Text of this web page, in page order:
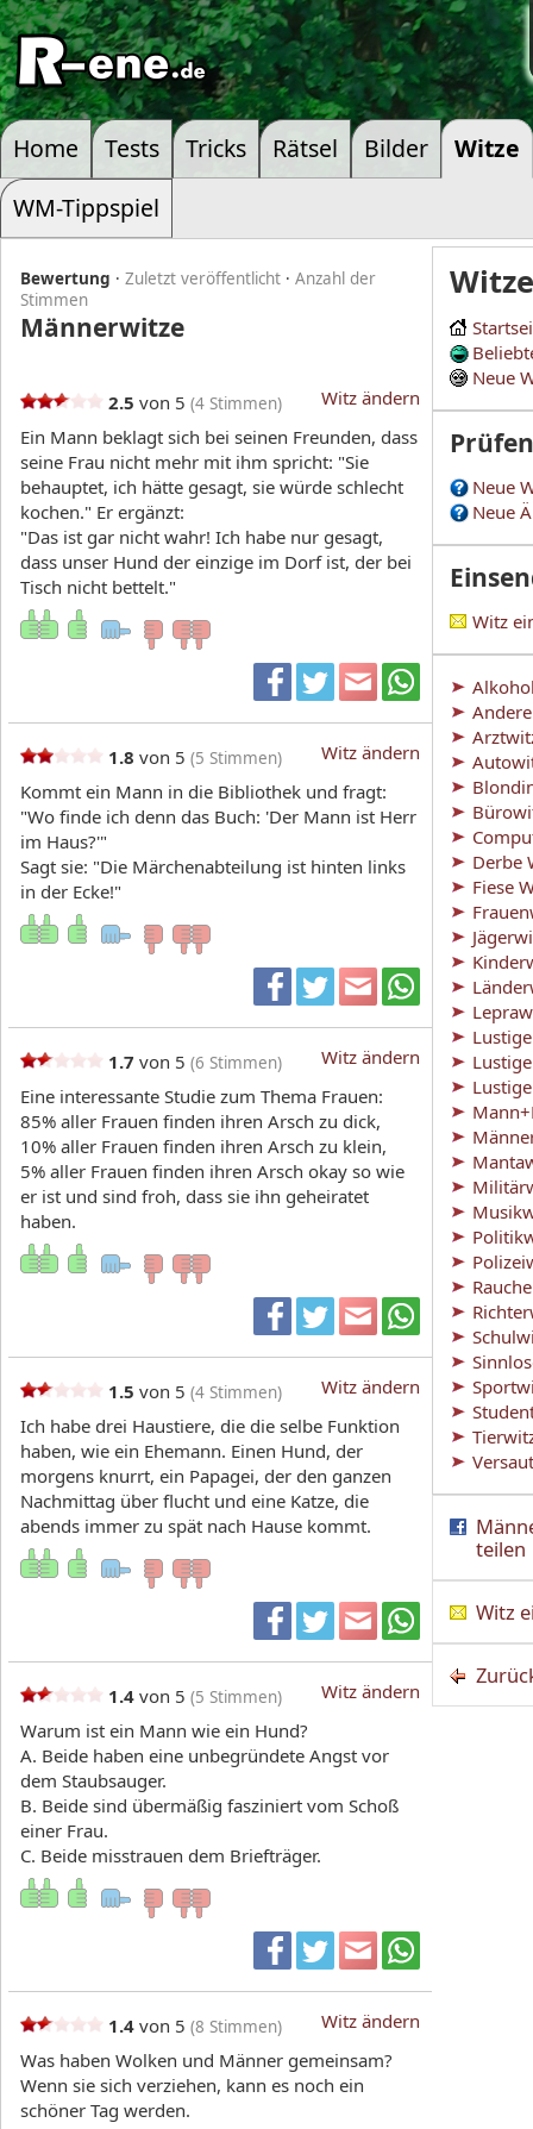
Home Tests Tricks Rätsel Bilder
Witze
WM-Tippspiel
Witze
Neue
Prüfen
Neue
Neue
Witz
Derbe
Fiese
teilen
Witz
Bewertung · Zuletzt veröffentlicht · Anzahl der
Stimmen
Männerwitze
Witz ändern
2.5 von 5 (4 Stimmen)
Ein Mann beklagt sich bei seinen Freunden, dass
seine Frau nicht mehr mit ihm spricht: "Sie
behauptet, ich hätte gesagt, sie würde schlecht
kochen." Er ergänzt:
"Das ist gar nicht wahr! Ich habe nur gesagt,
dass unser Hund der einzige im Dorf ist, der bei
Tisch nicht bettelt."
Witz ändern
1.8 von 5 (5 Stimmen)
Kommt ein Mann in die Bibliothek und fragt:
"Wo finde ich denn das Buch: 'Der Mann ist Herr
im Haus?'"
Sagt sie: "Die Märchenabteilung ist hinten links
in der Ecke!"
Witz ändern
1.7 von 5 (6 Stimmen)
Eine interessante Studie zum Thema Frauen:
85% aller Frauen finden ihren Arsch zu dick,
10% aller Frauen finden ihren Arsch zu klein,
5% aller Frauen finden ihren Arsch okay so wie
er ist und sind froh, dass sie ihn geheiratet
haben.
Witz ändern
1.5 von 5 (4 Stimmen)
Ich habe drei Haustiere, die die selbe Funktion
haben, wie ein Ehemann. Einen Hund, der
morgens knurrt, ein Papagei, der den ganzen
Nachmittag über flucht und eine Katze, die
abends immer zu spät nach Hause kommt.
Witz ändern
1.4 von 5 (5 Stimmen)
Warum ist ein Mann wie ein Hund?
A. Beide haben eine unbegründete Angst vor
dem Staubsauger.
B. Beide sind übermäßig fasziniert vom Schoß
einer Frau.
C. Beide misstrauen dem Briefträger.
Witz ändern
1.4 von 5 (8 Stimmen)
Was haben Wolken und Männer gemeinsam?
Wenn sie sich verziehen, kann es noch ein
schöner Tag werden.